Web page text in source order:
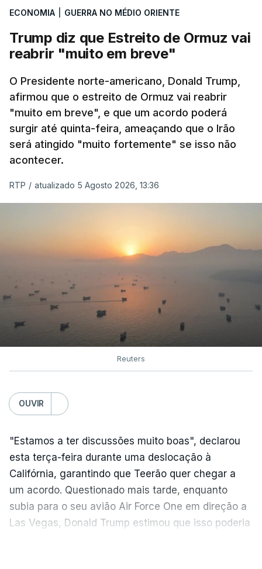
ECONOMIA GUERRA NO MÉDIO ORIENTE
Trump diz que Estreito de Ormuz vai
reabrir "muito em breve"
O Presidente norte-americano, Donald Trump,
afirmou que o estreito de Ormuz vai reabrir
"muito em breve", e que um acordo poderá
surgir até quinta-feira, ameaçando que o Irão
será atingido "muito fortemente" se isso não
acontecer.
RTP / atualizado 5 Agosto 2026, 13:36
Reuters
OUVIR
"Estamos a ter discussões muito boas", declarou
esta terça-feira durante uma deslocação à
Califórnia, garantindo que Teerão quer chegar a
um acordo. Questionado mais tarde, enquanto
subia para o seu avião Air Force One em direção a
Las Vegas, Donald Trump estimou que isso poderia